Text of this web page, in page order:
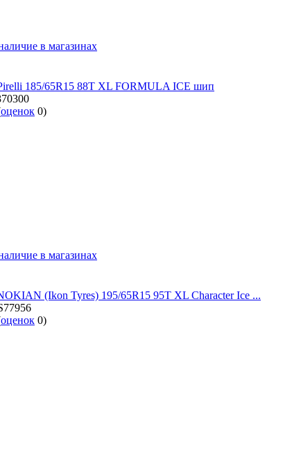
в магазинах
185/65R15 88T XL FORMULA ICE шип
оценок 0)
в магазинах
(Ikon Tyres) 195/65R15 95T XL Character Ice ...
оценок 0)